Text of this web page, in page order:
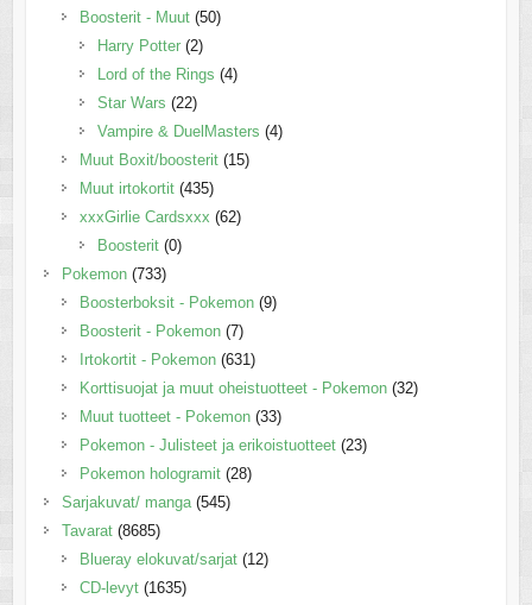
Boosterit - Muut (50)
Harry Potter (2)
Lord of the Rings (4)
Star Wars (22)
Vampire & DuelMasters (4)
Muut Boxit/boosterit (15)
Muut irtokortit (435)
xxxGirlie Cardsxxx (62)
Boosterit (0)
Pokemon (733)
Boosterboksit - Pokemon (9)
Boosterit - Pokemon (7)
Irtokortit - Pokemon (631)
Korttisuojat ja muut oheistuotteet - Pokemon (32)
Muut tuotteet - Pokemon (33)
Pokemon - Julisteet ja erikoistuotteet (23)
Pokemon hologramit (28)
Sarjakuvat/ manga (545)
Tavarat (8685)
Blueray elokuvat/sarjat (12)
CD-levyt (1635)